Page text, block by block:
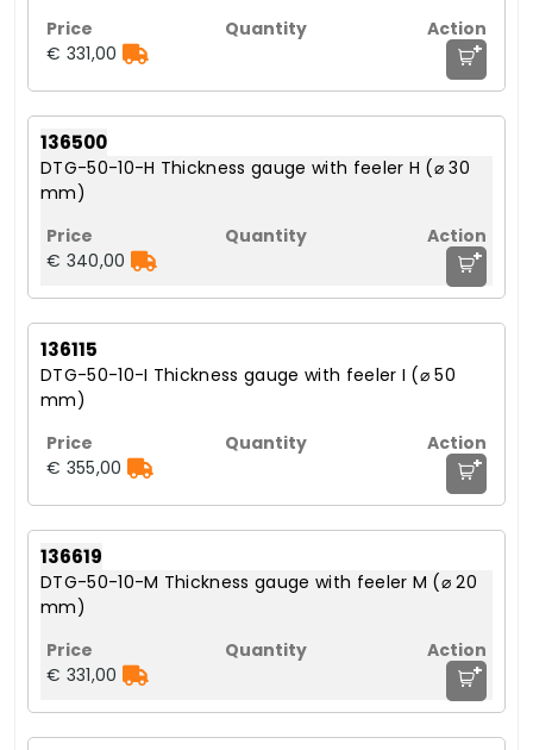
€ 331,00 +
136500
DTG-50-10-H Thickness gauge with feeler H (⌀ 30
mm)
€ 340,00 +
136115
DTG-50-10-I Thickness gauge with feeler I (⌀ 50
mm)
€ 355,00 +
136619
DTG-50-10-M Thickness gauge with feeler M (⌀ 20
mm)
€ 331,00 +